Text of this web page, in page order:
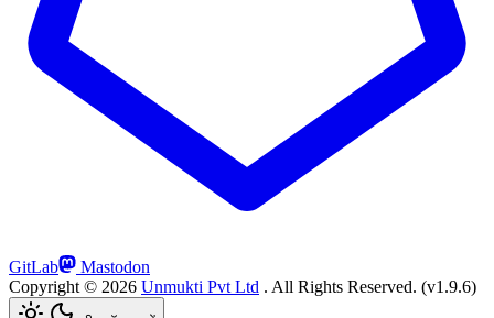
GitLab
Mastodon
Copyright © 2026 Unmukti Pvt Ltd . All Rights Reserved. (v1.9.6)